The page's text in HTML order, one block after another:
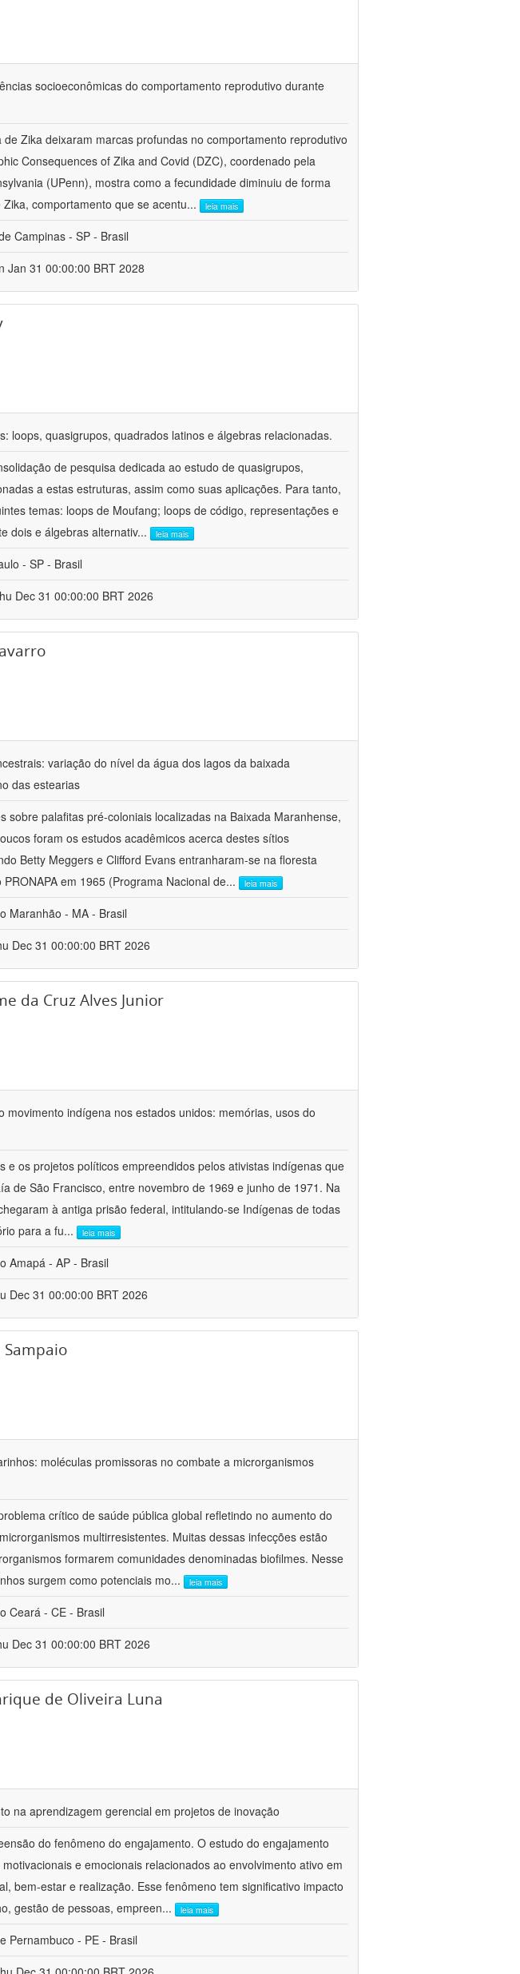
socioeconômicas do comportamento reprodutivo durante
Zika deixaram marcas profundas no comportamento reprodutivo
Consequences of Zika and Covid (DZC), coordenado pela
(UPenn), mostra como a fecundidade diminuiu de forma
comportamento que se acentu... leia mais
Campinas - SP - Brasil
Jan 31 00:00:00 BRT 2028
loops, quasigrupos, quadrados latinos e álgebras relacionadas.
de pesquisa dedicada ao estudo de quasigrupos,
a estas estruturas, assim como suas aplicações. Para tanto,
temas: loops de Moufang; loops de código, representações e
dois e álgebras alternativ... leia mais
- SP - Brasil
Dec 31 00:00:00 BRT 2026
variação do nível da água dos lagos da baixada
das estearias
sobre palafitas pré-coloniais localizadas na Baixada Maranhense,
foram os estudos acadêmicos acerca destes sítios
Betty Meggers e Clifford Evans entranharam-se na floresta
em 1965 (Programa Nacional de... leia mais
Maranhão - MA - Brasil
Dec 31 00:00:00 BRT 2026
da Cruz Alves Junior
movimento indígena nos estados unidos: memórias, usos do
e os projetos políticos empreendidos pelos ativistas indígenas que
de São Francisco, entre novembro de 1969 e junho de 1971. Na
à antiga prisão federal, intitulando-se Indígenas de todas
para a fu... leia mais
Amapá - AP - Brasil
Dec 31 00:00:00 BRT 2026
moléculas promissoras no combate a microrganismos
crítico de saúde pública global refletindo no aumento do
multirresistentes. Muitas dessas infecções estão
formarem comunidades denominadas biofilmes. Nesse
surgem como potenciais mo... leia mais
Ceará - CE - Brasil
Dec 31 00:00:00 BRT 2026
de Oliveira Luna
na aprendizagem gerencial em projetos de inovação
do fenômeno do engajamento. O estudo do engajamento
e emocionais relacionados ao envolvimento ativo em
bem-estar e realização. Esse fenômeno tem significativo impacto
gestão de pessoas, empreen... leia mais
Pernambuco - PE - Brasil